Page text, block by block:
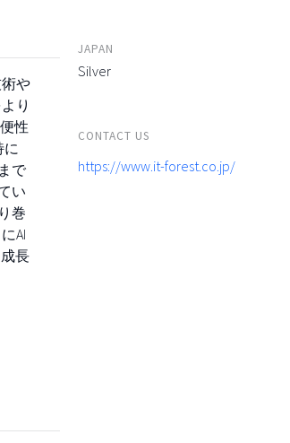
や
り
性
に
で
い
巻
AI
長
JAPAN
Silver
CONTACT US
https://www.it-forest.co.jp/